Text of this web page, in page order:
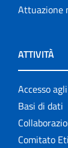
Attuazione
ATTIVITÀ
Accesso
Basi di dati
Comitato